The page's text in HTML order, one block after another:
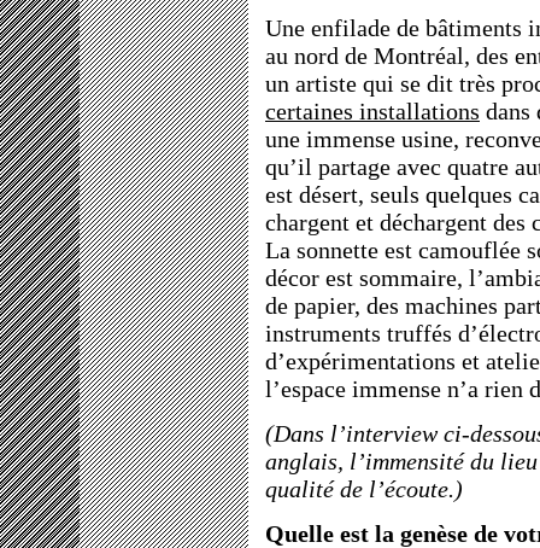
Une enfilade de bâtiments
au nord de Montréal, des
un artiste qui se dit très
certaines installations dans
une immense usine,
qu’il partage avec quatre
est désert, seuls quelques
chargent et déchargent des
La sonnette est camouflée
décor est sommaire,
de papier, des machines
instruments truffés
d’expérimentations et
l’espace immense n’a rien
(Dans l’interview ci-
anglais, l’immensité du
qualité de l’écoute.)
Quelle est la genèse de